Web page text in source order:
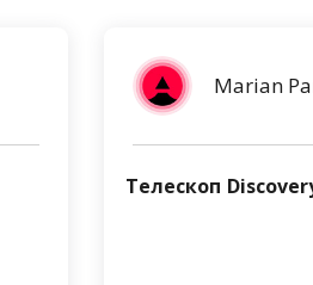
Marian
Телескоп